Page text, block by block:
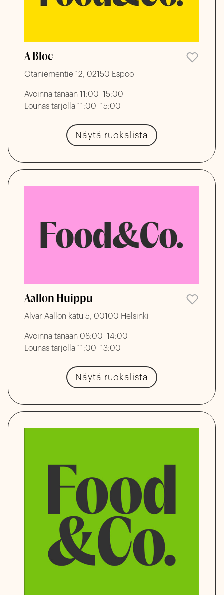
A Bloc
Otaniementie 12, 02150 Espoo
Avoinna tänään 11:00–15:00
Lounas tarjolla 11:00–15:00
Näytä ruokalista
Aallon Huippu
Alvar Aallon katu 5, 00100 Helsinki
Avoinna tänään 08:00–14:00
Lounas tarjolla 11:00–13:00
Näytä ruokalista